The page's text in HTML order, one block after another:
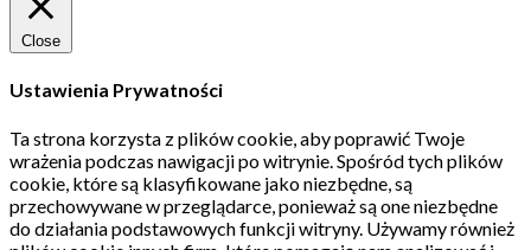
Close
Ustawienia Prywatności
Ta strona korzysta z plików cookie, aby poprawić Twoje
wrażenia podczas nawigacji po witrynie. Spośród tych plików
cookie, które są klasyfikowane jako niezbędne, są
przechowywane w przeglądarce, ponieważ są one niezbędne
do działania podstawowych funkcji witryny. Używamy również